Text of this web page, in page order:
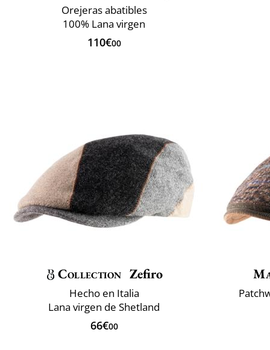
Orejeras abatibles
100% Lana virgen
110€00
Collection Zefiro
Hecho en Italia
Lana virgen de Shetland
66€00